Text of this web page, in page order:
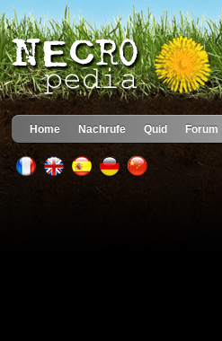
Home Nachrufe Quid Forum